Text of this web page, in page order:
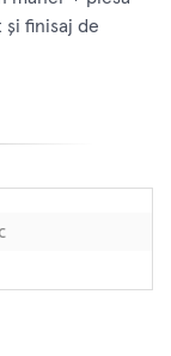
finisaj de